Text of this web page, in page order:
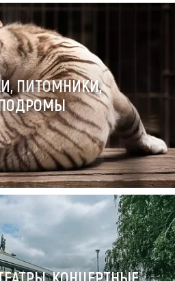
ПИТОМНИКИ,
КОНЦЕРТНЫЕ